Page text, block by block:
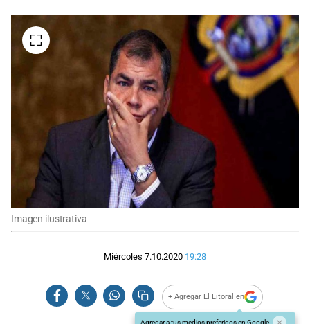
Imagen ilustrativa
Miércoles 7.10.2020 19:28
+ Agregar El Litoral en
Agregar a tus medios preferidos en Google